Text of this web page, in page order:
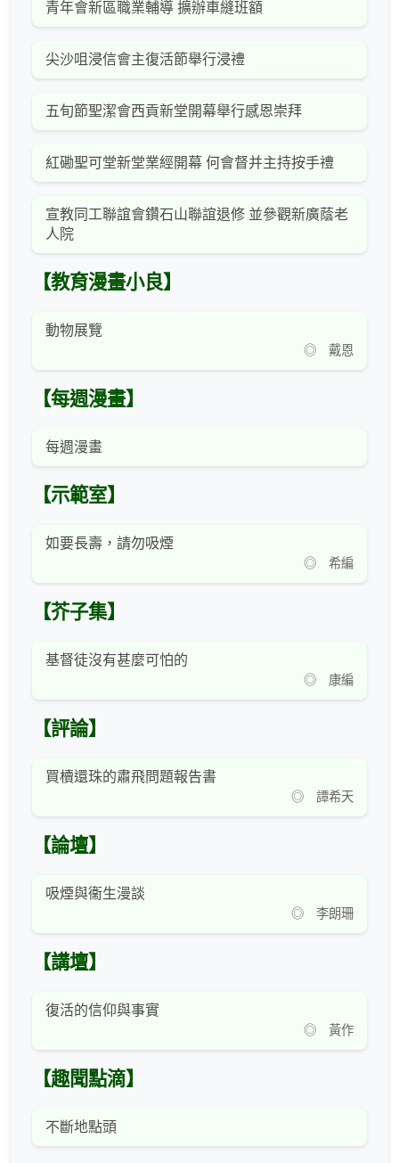
青年會新區職業輔導 擴辦車縫班額
尖沙咀浸信會主復活節舉行浸禮
五旬節聖潔會西貢新堂開幕舉行感恩崇拜
紅磡聖可堂新堂業經開幕 何會督并主持按手禮
宣教同工聯誼會鑽石山聯誼退修 並參觀新廣蔭老
人院
【教育漫畫小良】
動物展覽
◎ 戴恩
【每週漫畫】
每週漫畫
【示範室】
如要長壽，請勿吸煙
◎ 希編
【芥子集】
基督徒沒有甚麼可怕的
◎ 康編
【評論】
買櫝還珠的肅飛問題報告書
◎ 譚希天
【論壇】
吸煙與衞生漫談
◎ 李朗珊
【講壇】
復活的信仰與事實
◎ 黃作
【趣聞點滴】
不斷地點頭